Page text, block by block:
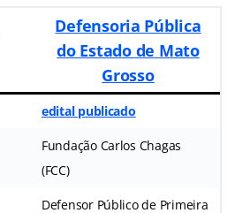
Defensoria Pública
do Estado de Mato
Grosso
edital publicado
Fundação Carlos Chagas
(FCC)
Defensor Público de Primeira